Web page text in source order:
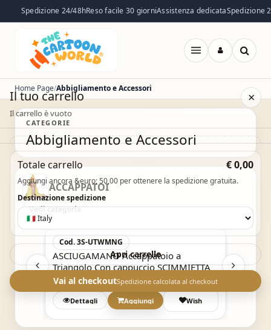
Spedizione 24/48hReso facile 30 giorniAssistenza dedicataSpedizione
Apri
Il tuo carrello
Il carrello è vuoto
×
Il carrello è vuoto. Esplora il catalogo e aggiungi i
Vai al catalogo
Totale carrello € 0,00
Aggiungi ancora &euro; 50,00 per ottenere la spedizione gratuita.
Destinazione spedizione
Apri carrello
Vai al checkoutSpedizione calcolata al checkout
Home Page Abbigliamento e Accessori
CATEGORIE
Abbigliamento e Accessori
ACCAPPATOI
Vedi categoria Acquisto Veloce
Cod. 3S-UTWMNG
ASCIUGAMANO Accappatoio a
Triangolo Con cappuccio SCIMMIETTA
€ 29,90
Dettagli Aggiungi Wish